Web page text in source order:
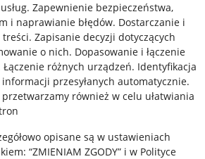
. Zapewnienie bezpieczeństwa,
i naprawianie błędów. Dostarczanie i
. Zapisanie decyzji dotyczących
o nich. Dopasowanie i łączenie
Łączenie różnych urządzeń. Identyfikacja
przesyłanych automatycznie.
również w celu ułatwiania
opisane są w ustawieniach
“ZMIENIAM ZGODY” i w Polityce
aplikację